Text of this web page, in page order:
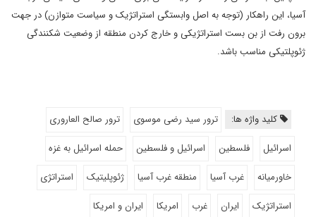
آسیا، این راهکار (توجه به اصل وابستگی استراتژیک و سیاست متوازن) در جهت
برون رفت از بن بست استراتژیکی و خارج کردن منطقه از وضعیت شکنندگی
ژئوپلتیکی مناسب باشد.
کلید واژه ها: ترور سید رضی موسوی
ترور صالح العاروری
اسرائیل
فلسطین اسرائیل و فلسطین
حمله اسرائیل به غزه
خاورمیانه
غرب آسیا منطقه غرب آسیا ژئوپلیتیک
استراتژی
استراتژیک
ایران غرب امریکا
ایران و امریکا